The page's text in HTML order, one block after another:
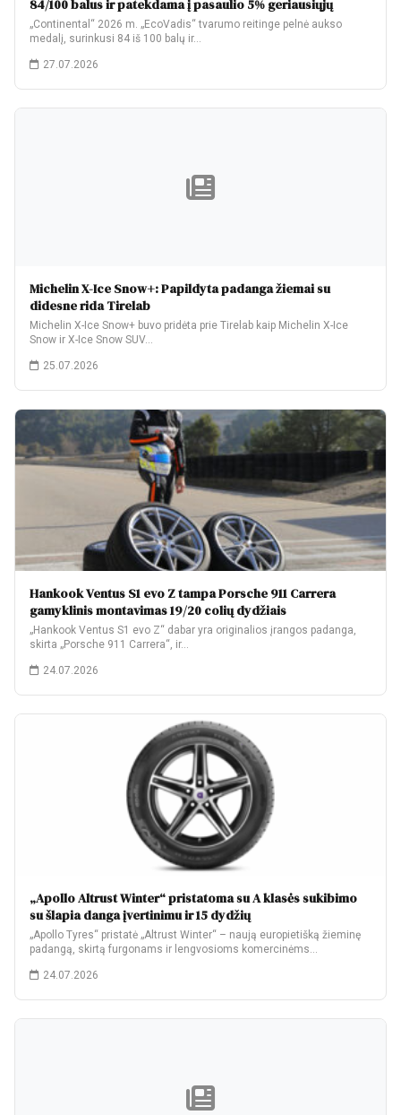
84/100 balus ir patekdama į pasaulio 5% geriausiųjų
„Continental“ 2026 m. „EcoVadis“ tvarumo reitinge pelnė aukso
medalį, surinkusi 84 iš 100 balų ir…
27.07.2026
Michelin X-Ice Snow+: Papildyta padanga žiemai su
didesne rida Tirelab
Michelin X-Ice Snow+ buvo pridėta prie Tirelab kaip Michelin X-Ice
Snow ir X-Ice Snow SUV…
25.07.2026
Hankook Ventus S1 evo Z tampa Porsche 911 Carrera
gamyklinis montavimas 19/20 colių dydžiais
„Hankook Ventus S1 evo Z“ dabar yra originalios įrangos padanga,
skirta „Porsche 911 Carrera“, ir…
24.07.2026
„Apollo Altrust Winter“ pristatoma su A klasės sukibimo
su šlapia danga įvertinimu ir 15 dydžių
„Apollo Tyres“ pristatė „Altrust Winter“ – naują europietišką žieminę
padangą, skirtą furgonams ir lengvosioms komercinėms…
24.07.2026